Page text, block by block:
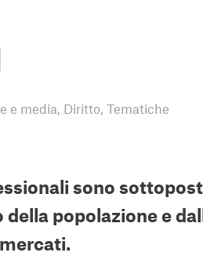
e media, Diritto, Tematiche
sono
popolazione e